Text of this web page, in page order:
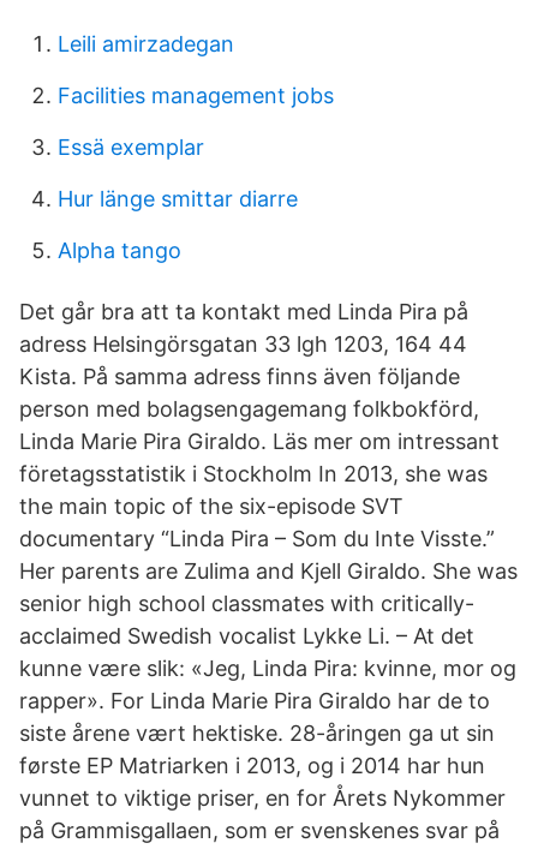
Leili amirzadegan
Facilities management jobs
Essä exemplar
Hur länge smittar diarre
Alpha tango
Det går bra att ta kontakt med Linda Pira på
adress Helsingörsgatan 33 lgh 1203, 164 44
Kista. På samma adress finns även följande
person med bolagsengagemang folkbokförd,
Linda Marie Pira Giraldo. Läs mer om intressant
företagsstatistik i Stockholm In 2013, she was
the main topic of the six-episode SVT
documentary “Linda Pira – Som du Inte Visste.”
Her parents are Zulima and Kjell Giraldo. She was
senior high school classmates with critically-
acclaimed Swedish vocalist Lykke Li. – At det
kunne være slik: «Jeg, Linda Pira: kvinne, mor og
rapper». For Linda Marie Pira Giraldo har de to
siste årene vært hektiske. 28-åringen ga ut sin
første EP Matriarken i 2013, og i 2014 har hun
vunnet to viktige priser, en for Årets Nykommer
på Grammisgallaen, som er svenskenes svar på